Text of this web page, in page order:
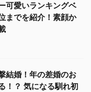
可愛いランキングベ
までを紹介！素顔か
結婚！年の差婚のお
！？ 気になる馴れ初